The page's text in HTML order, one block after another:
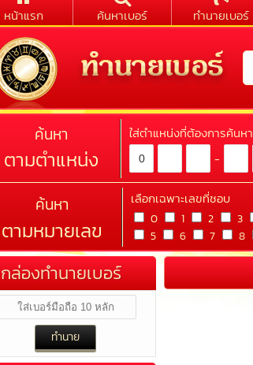
หน้าแรก ค้นหาเบอร์ ทำนายเบอร์
ค้นหา
ตามตำแหน่ง
ใส่ตำแหน่งที่ต้องการค้นหา
-
ค้นหา
ตามหมายเลข
เลือกเฉพาะเลขที่ชอบ
0 1 2 3
5
6 7 8
กล่องทำนายเบอร์